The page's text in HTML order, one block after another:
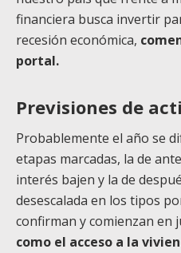
financiera busca invertir
recesión económica,
portal.
Previsiones de
Probablemente el año se
etapas marcadas, la de
interés bajen y la de
desescalada en los tipos
confirman y comienzan en
como el acceso a la